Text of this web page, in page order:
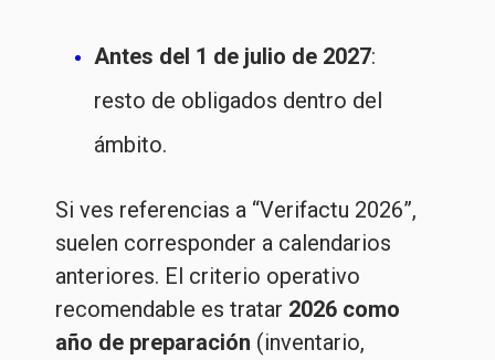
Antes del 1 de julio de 2027:
resto de obligados dentro del
ámbito.
Si ves referencias a “Verifactu 2026”,
suelen corresponder a calendarios
anteriores. El criterio operativo
recomendable es tratar 2026 como
año de preparación (inventario,